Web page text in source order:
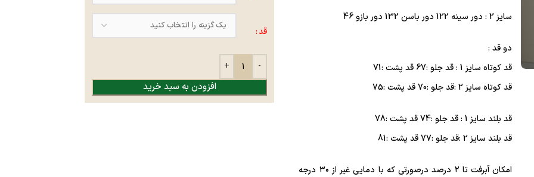
سایز 2 : دور سینه 122 دور باسن 132 دور بازو 46
دو قد :
قد کوتاه سایز 1 : قد جلو :67 قد پشت :71
قد کوتاه سایز 2 :قد جلو :70 قد پشت :75
قد بلند سایز 1 : قد جلو :74 قد پشت :78
قد بلند سایز 2 :قد جلو :77 قد پشت :81
امکان آبرفت تا ۲ درصد درصورتی که با دمایی غیر از ۳۰ درجه
قد
افزودن به سبد خرید